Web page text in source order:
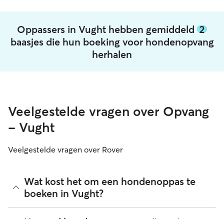
Oppassers in Vught hebben gemiddeld 2
baasjes die hun boeking voor hondenopvang
herhalen
Veelgestelde vragen over Opvang
- Vught
Veelgestelde vragen over Rover
Wat kost het om een hondenoppas te
boeken in Vught?